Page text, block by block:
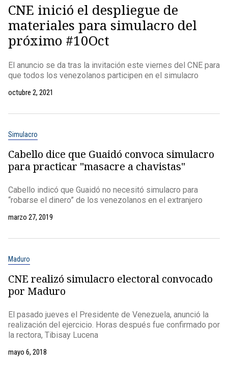
CNE inició el despliegue de
materiales para simulacro del
próximo #10Oct
El anuncio se da tras la invitación este viernes del CNE para
que todos los venezolanos participen en el simulacro
octubre 2, 2021
Simulacro
Cabello dice que Guaidó convoca simulacro
para practicar "masacre a chavistas"
Cabello indicó que Guaidó no necesitó simulacro para
“robarse el dinero” de los venezolanos en el extranjero
marzo 27, 2019
Maduro
CNE realizó simulacro electoral convocado
por Maduro
El pasado jueves el Presidente de Venezuela, anunció la
realización del ejercicio. Horas después fue confirmado por
la rectora, Tibisay Lucena
mayo 6, 2018